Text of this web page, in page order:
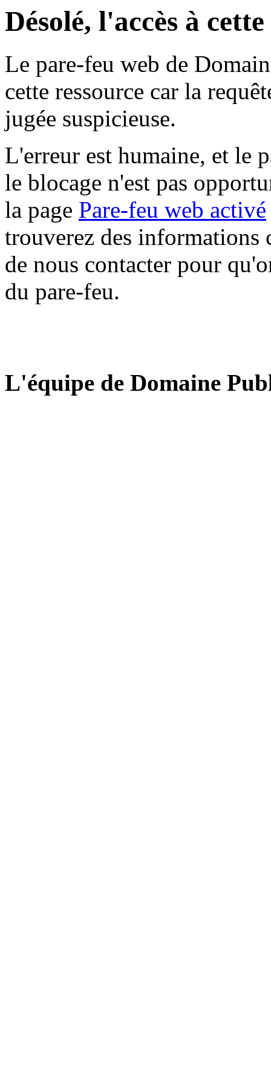
Désolé, l'accès à
Le pare-feu web de
cette ressource car la
jugée suspicieuse.
L'erreur est humaine, et le
le blocage n'est pas
la page Pare-feu web activé
trouverez des informations
de nous contacter pour
du pare-feu.
L'équipe de Domaine